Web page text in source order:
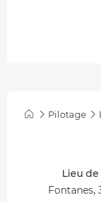
Pilotage
Lieu
Fontanes,